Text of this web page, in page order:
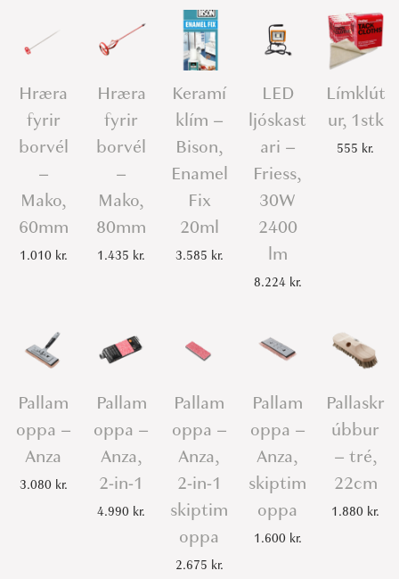
Hræra
fyrir
borvél
–
Mako,
60mm
1.010 kr.
Hræra
fyrir
borvél
–
Mako,
80mm
1.435 kr.
Keramí
klím –
Bison,
Enamel
Fix
20ml
3.585 kr.
LED
ljóskast
ari –
Friess,
30W
2400
lm
8.224 kr.
Límklút
ur, 1stk
555 kr.
Pallam
oppa –
Anza
3.080 kr.
Pallam
oppa –
Anza,
2-in-1
4.990 kr.
Pallam
oppa –
Anza,
2-in-1
skiptim
oppa
2.675 kr.
Pallam
oppa –
Anza,
skiptim
oppa
1.600 kr.
Pallaskr
úbbur
– tré,
22cm
1.880 kr.